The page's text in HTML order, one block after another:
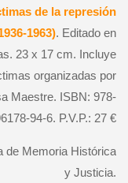
de la represión
1963). Editado en
23 x 17 cm. Incluye
organizadas por
Maestre. ISBN: 978-
94-6. P.V.P.: 27 €
de Memoria Histórica
y Justicia.